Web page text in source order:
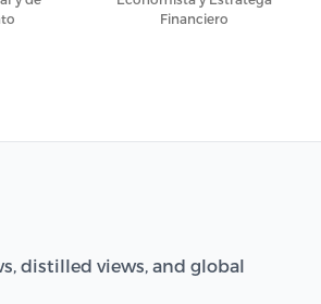
Financiero
distilled views, and global